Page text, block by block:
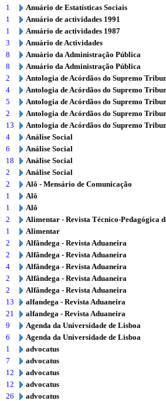
1
Anuário de Estatísticas Sociais
1
Anuário de actividades 1991
1
Anuário de actividades 1987
3
Anuário de Actividades
8
Anuário da Administração Pública
8
Anuário da Administração Pública
2
Antologia de Acórdãos do Supremo
4
Antologia de Acórdãos do Supremo
5
Antologia de Acórdãos do Supremo
2
Antologia de Acórdãos do Supremo
13
Antologia de Acórdãos do Supremo
4
Análise Social
6
Análise Social
18
Análise Social
2
Análise Social
2
Alô - Mensário de Comunicação
1
Alô
1
Alô
2
Alimentar - Revista Técnico-Pedagógica
1
Alimentar
2
Alfândega - Revista Aduaneira
2
Alfândega - Revista Aduaneira
4
Alfândega - Revista Aduaneira
2
Alfândega - Revista Aduaneira
2
Alfândega - Revista Aduaneira
13
alfandega - Revista Aduaneira
21
alfandega - Revista Aduaneira
9
Agenda da Universidade de Lisboa
6
Agenda da Universidade de Lisboa
1
advocatus
7
advocatus
12
advocatus
12
advocatus
26
advocatus